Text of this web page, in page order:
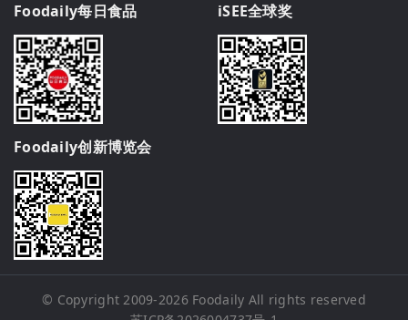
Foodaily每日食品 iSEE全球奖
Foodaily创新博览会
© Copyright 2009-2026 Foodaily All rights reserved